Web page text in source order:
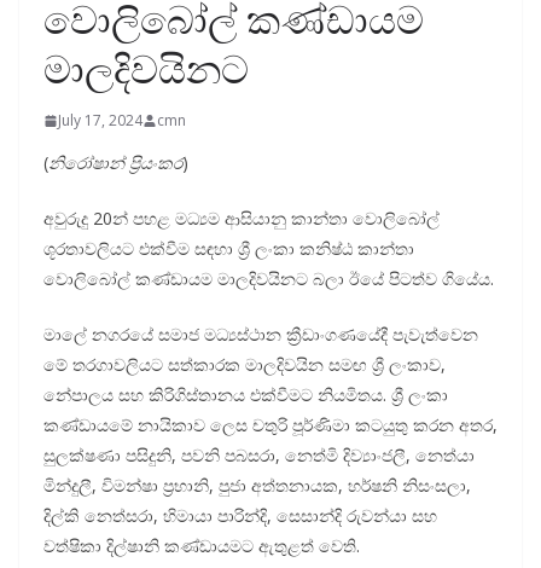
වොලිබෝල් කණ්ඩායම
මාලදිවයිනට
July 17, 2024 cmn
(නිරෝෂාන් ප්‍රියංකර)
අවුරුදු 20න් පහළ මධ්‍යම ආසියානු කාන්තා වොලිබෝල්
ශූරතාවලියට එක්වීම සඳහා ශ්‍රී ලංකා කනිෂ්ඨ කාන්තා
වොලිබෝල් කණ්ඩායම මාලදිවයිනට බලා ඊයේ පිටත්ව ගියේය.
මාලේ නගරයේ සමාජ මධ්‍යස්ථාන ක්‍රීඩාංගණයේදී පැවැත්වෙන
මේ තරගාවලියට සත්කාරක මාලදිවයින සමඟ ශ්‍රී ලංකාව,
නේපාලය සහ කිරිගිස්තානය එක්වීමට නියමිතය. ශ්‍රී ලංකා
කණ්ඩායමේ නායිකාව ලෙස චතුරි පූර්ණිමා කටයුතු කරන අතර,
සුලක්ෂණා පසිදුනි, පවනි පබසරා, නෙත්මි දිව්‍යාංජලී, නෙත්යා
මින්දුලී, විමන්ෂා ප්‍රභානි, පුජා අත්තනායක, හර්ෂනි නිසංසලා,
දිල්කි නෙත්සරා, හිමායා පාරින්දි, සෙසාන්දි රුවන්යා සහ
වත්ෂිකා දිල්ෂානි කණ්ඩායමට ඇතුළත් වෙති.